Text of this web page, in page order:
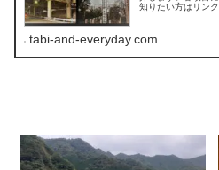
知りたい方はリン
tabi-and-everyday.com